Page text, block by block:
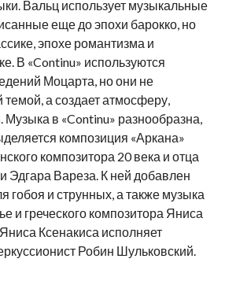
Вальц использует музыкальные
еще до эпохи барокко, но
эпохе романтизма и
В «Continu» используются
Моцарта, но они не
а создает атмосферу,
Музыка в «Continu» разнообразна,
композиция «Аркана»
композитора 20 века и отца
Эдгара Вареза. К ней добавлен
гобоя и струнных, а также музыка
и греческого композитора Яниса
Ксенакиса исполняет
Робин Шульковский.